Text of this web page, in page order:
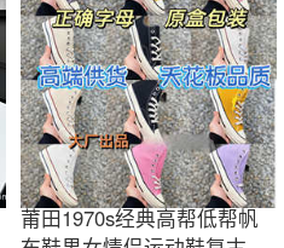
莆田1970s经典高帮低帮帆